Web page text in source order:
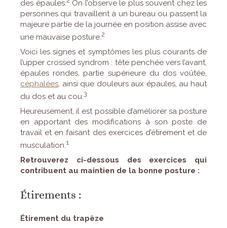
des épaules.
On l’observe le plus souvent chez les
personnes qui travaillent à un bureau ou passent la
majeure partie de la journée en position assise avec
une mauvaise posture.2
Voici les signes et symptômes les plus courants de
l’upper crossed syndrom : tête penchée vers l’avant,
épaules rondes, partie supérieure du dos voûtée,
céphalées, ainsi que douleurs aux épaules, au haut
du dos et au cou.3
Heureusement, il est possible d’améliorer sa posture
en apportant des modifications à son poste de
travail et en faisant des exercices d’étirement et de
musculation.1
Retrouverez ci-dessous des exercices qui
contribuent au maintien de la bonne posture :
Étirements :
Étirement du trapèze